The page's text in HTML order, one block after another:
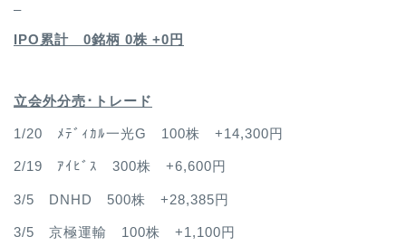
–
IPO累計 0銘柄 0株 +0円
立会外分売･トレード
1/20 ﾒﾃﾞｨｶﾙ一光G 100株 +14,300円
2/19 ｱｲﾋﾞｽ 300株 +6,600円
3/5 DNHD 500株 +28,385円
3/5 京極運輸 100株 +1,100円